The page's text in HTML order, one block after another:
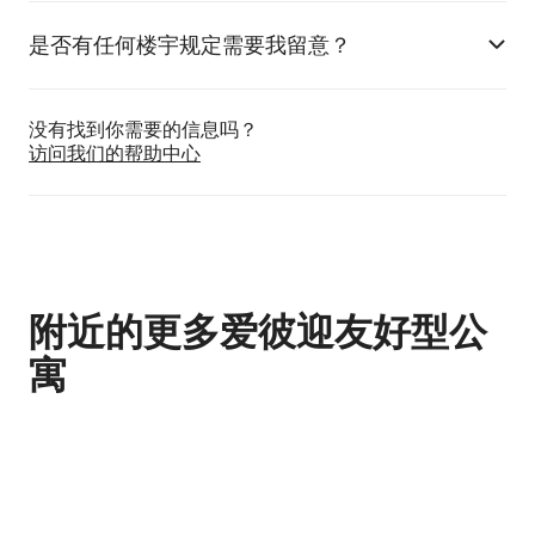
是否有任何楼宇规定需要我留意？
没有找到你需要的信息吗？
访问我们的帮助中心
附近的更多爱彼迎友好型公
寓